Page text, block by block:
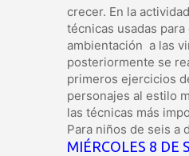
crecer. En la
técnicas usadas para
ambientación a las
posteriormente se
primeros ejercicios
personajes al estilo
las técnicas más
Para niños de seis a
MIÉRCOLES 8 DE